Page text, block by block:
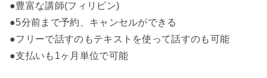
●豊富な講師(フィリピン)
●5分前まで予約、キャンセルができる
●フリーで話すのもテキストを使って話すのも可能
●支払いも1ヶ月単位で可能